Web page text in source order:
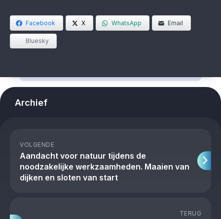
Facebook X WhatsApp Email
Bluesky
Archief
VOLGENDE
Aandacht voor natuur tijdens de
noodzakelijke werkzaamheden. Maaien van
dijken en sloten van start
TERUG